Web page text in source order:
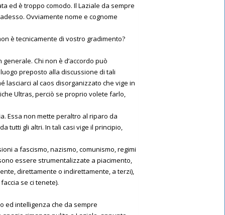
ed è troppo comodo. Il Laziale da sempre
Ovviamente nome e cognome
è tecnicamente di vostro gradimento?
Chi non è d’accordo può
preposto alla discussione di tali
lasciarci al caos disorganizzato che vige in
Ultras, perciò se proprio volete farlo,
Essa non mette peraltro al riparo da
tutti gli altri. In tali casi vige il principio,
a fascismo, nazismo, comunismo, regimi
essere strumentalizzate a piacimento,
direttamente o indirettamente, a terzi),
se ci tenete).
ed intelligenza che da sempre